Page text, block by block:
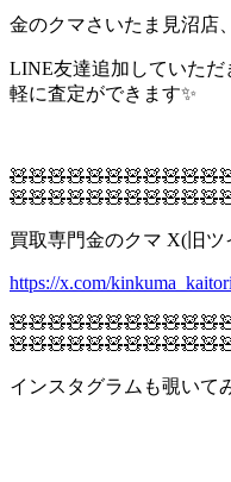
金のクマさいたま見沼店
LINE友達追加していた
軽に査定ができます✨
買取専門金のクマ X(旧ツ
https://x.com/kinkuma_kaitori
インスタグラムも覗いて